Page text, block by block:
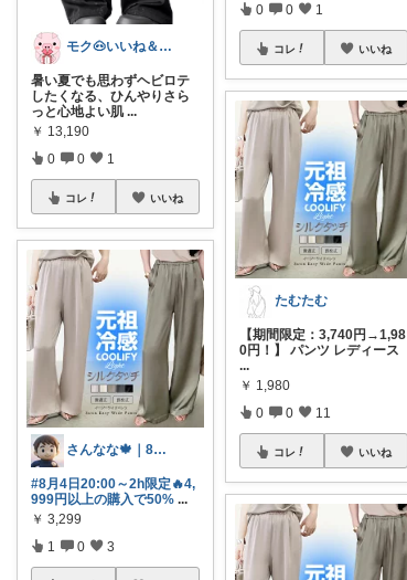
モク🐽いいね＆フォローに感謝💕
暑い夏でも思わずヘビロテ
したくなる、ひんやりさら
っと心地よい肌 ...
￥ 13,190
0 0 1
コレ いいね
さんなな🍁｜8月朝コレチャレンジ🌞
#8月4日20:00～2h限定🔥4,
999円以上の購入で50% ...
￥ 3,299
1 0 3
0 0 1
コレ いいね
たむたむ
【期間限定：3,740円→1,98
0円！】 パンツ レディース
...
￥ 1,980
0 0 11
コレ いいね